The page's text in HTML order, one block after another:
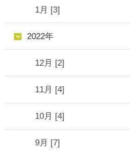
1月 [3]
2022年
12月 [2]
11月 [4]
10月 [4]
9月 [7]